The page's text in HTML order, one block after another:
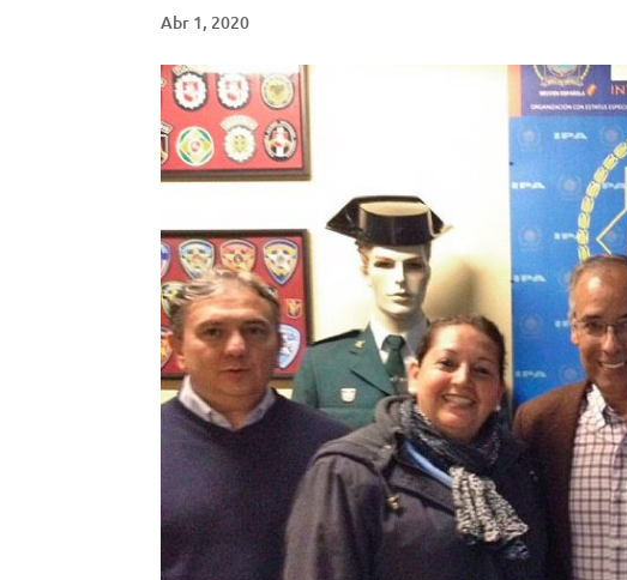
Abr 1, 2020